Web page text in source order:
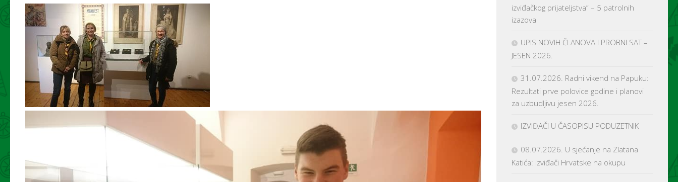
izviđačkog prijateljstva” – 5 patrolnih
izazova
UPIS NOVIH ČLANOVA I PROBNI SAT –
JESEN 2026.
31.07.2026. Radni vikend na Papuku:
Rezultati prve polovice godine i planovi
za uzbudljivu jesen 2026.
IZVIĐAČI U ČASOPISU PODUZETNIK
08.07.2026. U sjećanje na Zlatana
Katića: izviđači Hrvatske na okupu